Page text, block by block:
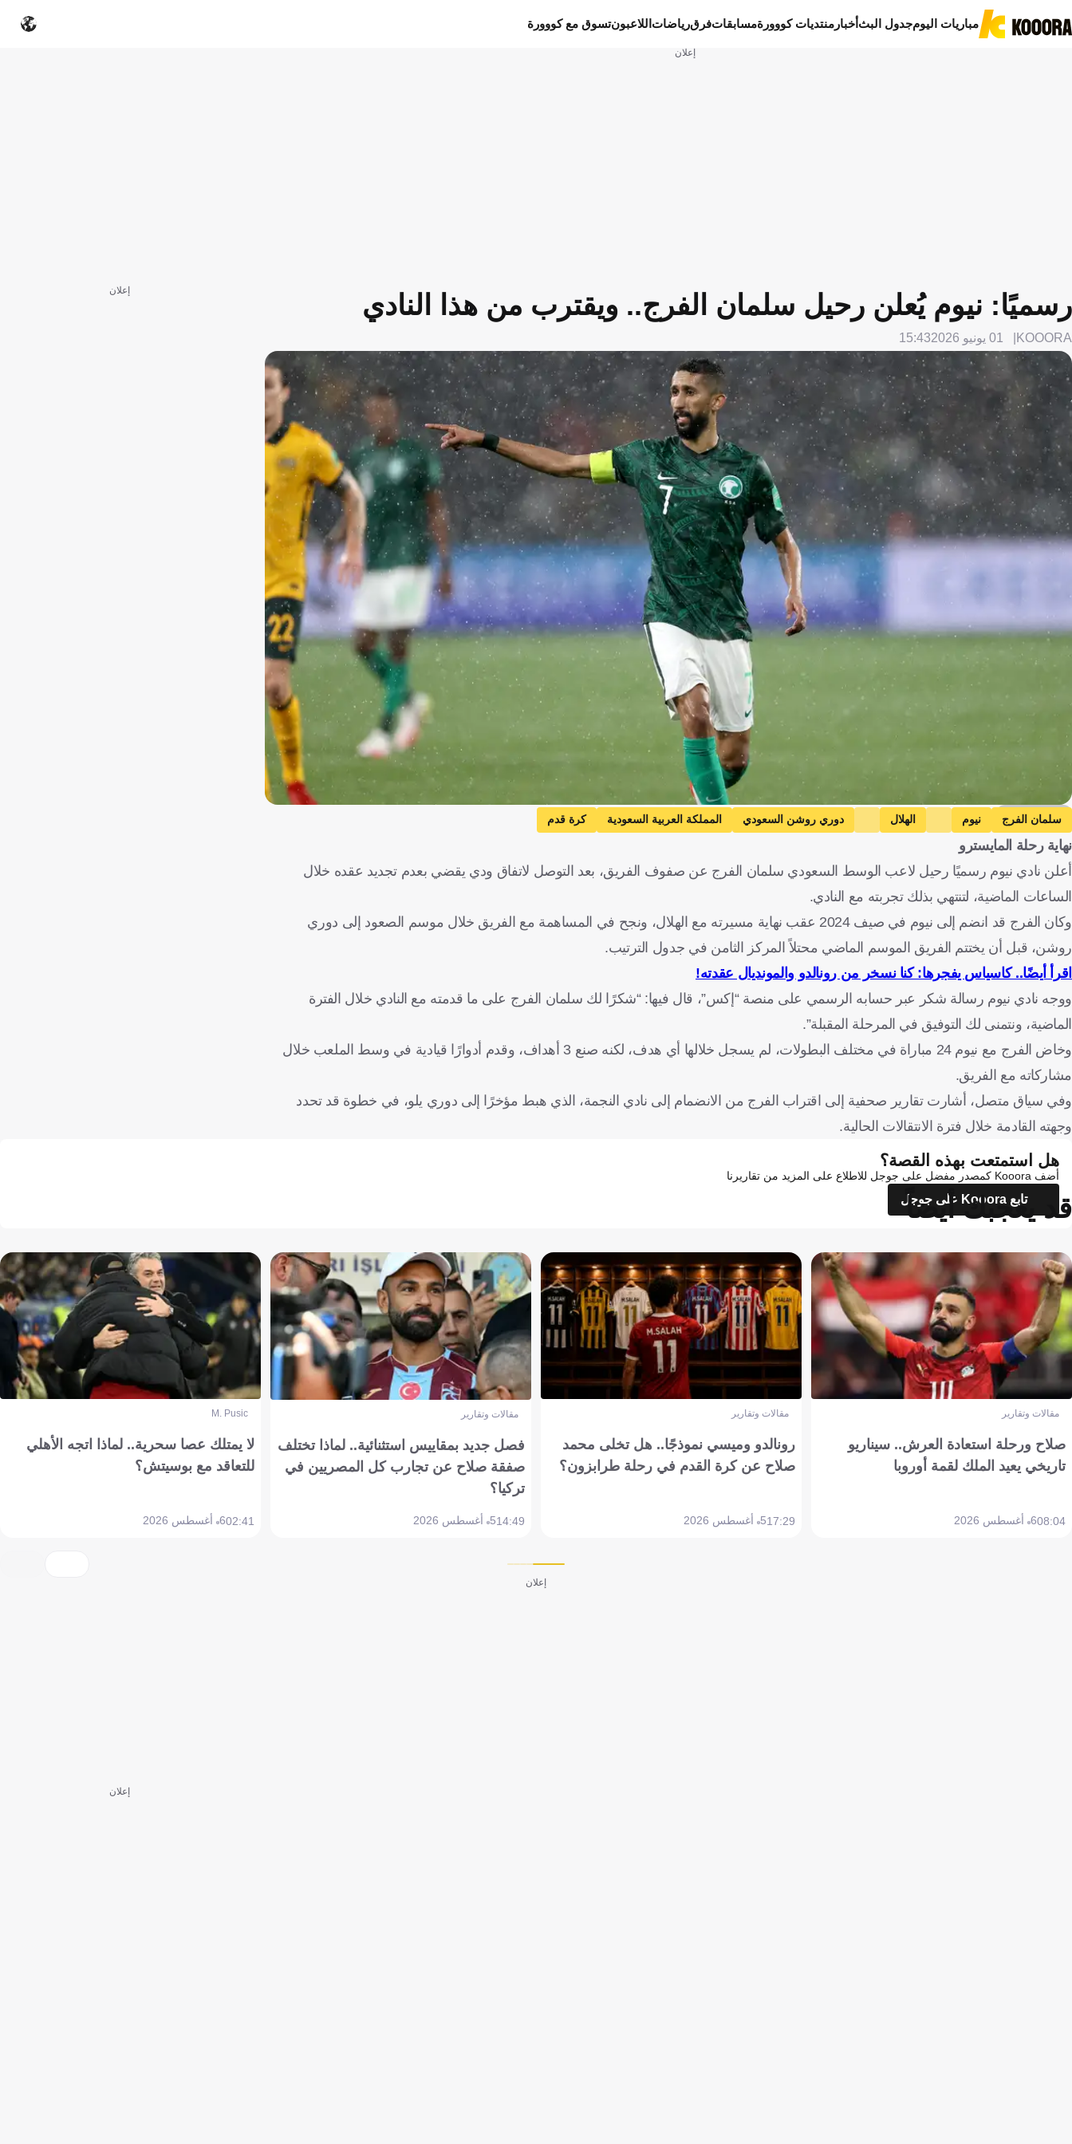
مباريات اليومجدول البثأخبار منتديات كووورةمسابقاتفرقرياضات اللاعبونتسوق مع كووورة
إعلان
رسميًا: نيوم يُعلن رحيل سلمان الفرج.. ويقترب من هذا النادي
KOOORA 01 يونيو 2026 15:43
Getty Images
سلمان الفرج نيوم الهلال دوري روشن السعودي المملكة العربية السعودية كرة قدم
نهاية رحلة المايسترو
أعلن نادي نيوم رسميًا رحيل لاعب الوسط السعودي سلمان الفرج عن صفوف الفريق، بعد التوصل لاتفاق ودي يقضي بعدم تجديد عقده خلال
الساعات الماضية، لتنتهي بذلك تجربته مع النادي.
وكان الفرج قد انضم إلى نيوم في صيف 2024 عقب نهاية مسيرته مع الهلال، ونجح في المساهمة مع الفريق خلال موسم الصعود إلى دوري
روشن، قبل أن يختتم الفريق الموسم الماضي محتلاً المركز الثامن في جدول الترتيب.
اقرأ أيضًا.. كاسياس يفجرها: كنا نسخر من رونالدو والمونديال عقدته!
ووجه نادي نيوم رسالة شكر عبر حسابه الرسمي على منصة “إكس”، قال فيها: “شكرًا لك سلمان الفرج على ما قدمته مع النادي خلال الفترة
الماضية، ونتمنى لك التوفيق في المرحلة المقبلة”.
وخاض الفرج مع نيوم 24 مباراة في مختلف البطولات، لم يسجل خلالها أي هدف، لكنه صنع 3 أهداف، وقدم أدوارًا قيادية في وسط الملعب خلال
مشاركاته مع الفريق.
وفي سياق متصل، أشارت تقارير صحفية إلى اقتراب الفرج من الانضمام إلى نادي النجمة، الذي هبط مؤخرًا إلى دوري يلو، في خطوة قد تحدد
وجهته القادمة خلال فترة الانتقالات الحالية.
إعلان
هل استمتعت بهذه القصة؟
أضف Kooora كمصدر مفضل على جوجل للاطلاع على المزيد من تقاريرنا
تابع Kooora على جوجل
قد يعجبك أيضاً
مقالات وتقارير
صلاح ورحلة استعادة العرش.. سيناريو
تاريخي يعيد الملك لقمة أوروبا
08:046 أغسطس 2026
مقالات وتقارير
رونالدو وميسي نموذجًا.. هل تخلى محمد
صلاح عن كرة القدم في رحلة طرابزون؟
17:295 أغسطس 2026
مقالات وتقارير
فصل جديد بمقاييس استثنائية.. لماذا تختلف
صفقة صلاح عن تجارب كل المصريين في
تركيا؟
14:495 أغسطس 2026
M. Pusic
لا يمتلك عصا سحرية.. لماذا اتجه الأهلي
للتعاقد مع بوسيتش؟
02:416 أغسطس 2026
إعلان
إعلان